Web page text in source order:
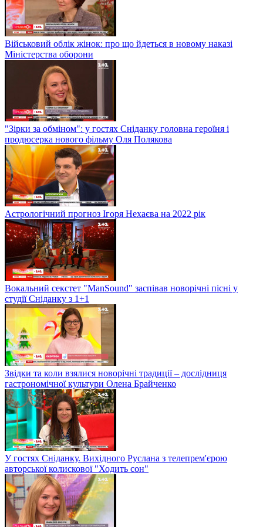
Військовий облік жінок: про що йдеться в новому наказі
Міністерства оборони
"Зірки за обміном": у гостях Сніданку головна героїня і
продюсерка нового фільму Оля Полякова
Астрологічний прогноз Ігоря Нехаєва на 2022 рік
Вокальний секстет "ManSound" заспівав новорічні пісні у
студії Сніданку з 1+1
Звідки та коли взялися новорічні традиції – дослідниця
гастрономічної культури Олена Брайченко
У гостях Сніданку. Вихідного Руслана з телепрем'єрою
авторської колискової "Ходить сон"